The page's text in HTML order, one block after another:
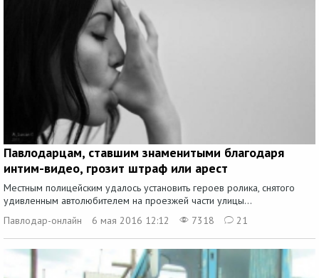
Павлодарцам, ставшим знаменитыми благодаря
интим-видео, грозит штраф или арест
Местным полицейским удалось установить героев ролика, снятого
удивленным автолюбителем на проезжей части улицы...
Павлодар-онлайн
6 мая 2016 12:12 7318 21